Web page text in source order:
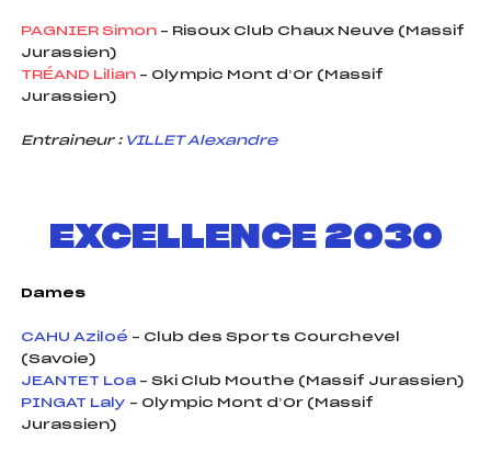
PAGNIER Simon – Risoux Club Chaux Neuve (Massif
Jurassien)
TRÉAND Lilian – Olympic Mont d’Or (Massif
Jurassien)
Entraineur : VILLET Alexandre
EXCELLENCE 2030
Dames
CAHU Aziloé – Club des Sports Courchevel
(Savoie)
JEANTET Loa – Ski Club Mouthe (Massif Jurassien)
PINGAT Laly – Olympic Mont d’Or (Massif
Jurassien)